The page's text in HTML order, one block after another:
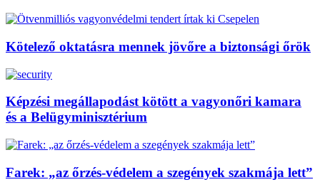
Kötelező oktatásra mennek jövőre a biztonsági őrök
Képzési megállapodást kötött a vagyonőri kamara
és a Belügyminisztérium
Farek: „az őrzés-védelem a szegények szakmája lett”